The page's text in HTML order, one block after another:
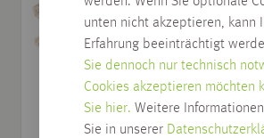
unten nicht akzeptieren, kann
Erfahrung beeinträchtigt
Sie dennoch nur technisch
Cookies akzeptieren möchten
Sie hier. Weitere
Sie in unserer